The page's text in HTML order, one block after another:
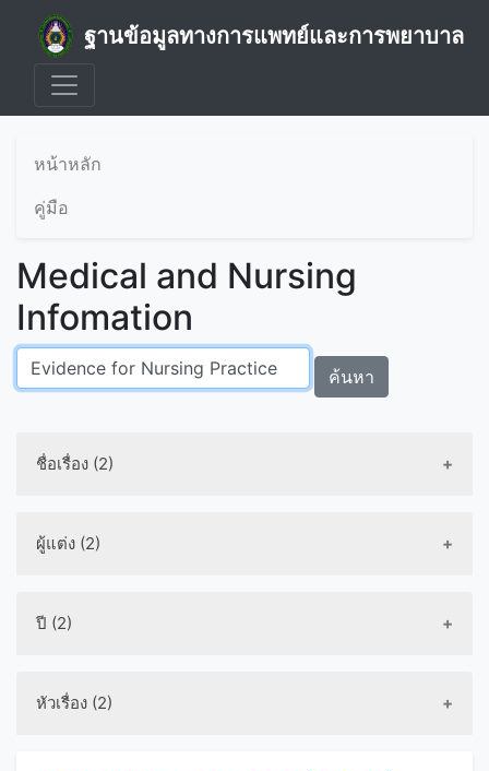
ฐานข้อมูลทางการแพทย์และการพยาบาล
หน้าหลัก
คู่มือ
Medical and Nursing
Infomation
ค้นหา
ชื่อเรื่อง (2)
ผู้แต่ง (2)
ปี (2)
หัวเรื่อง (2)